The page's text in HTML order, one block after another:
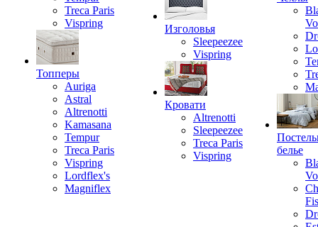
Treca Paris
Vispring
Топперы
Auriga
Astral
Altrenotti
Kamasana
Tempur
Treca Paris
Vispring
Lordflex's
Magniflex
Изголовья
Sleepeezee
Vispring
Кровати
Altrenotti
Sleepeezee
Treca Paris
Vispring
белье